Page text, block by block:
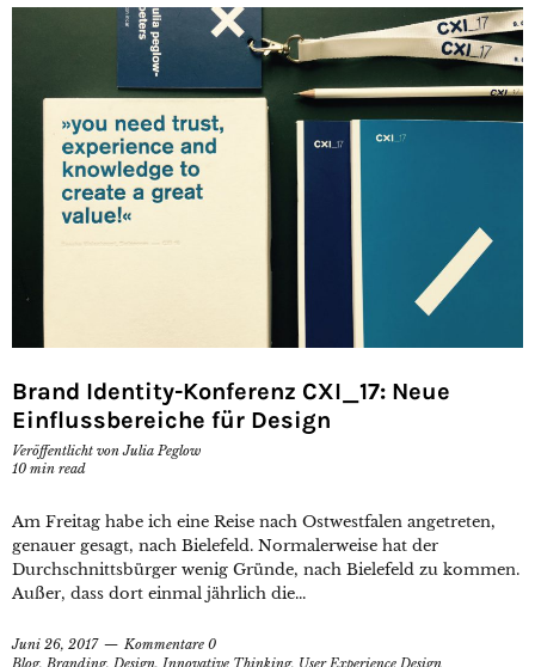
Brand Identity-Konferenz CXI_17: Neue
Einflussbereiche für Design
Veröffentlicht vonJulia Peglow
10 min read
Am Freitag habe ich eine Reise nach Ostwestfalen angetreten,
genauer gesagt, nach Bielefeld. Normalerweise hat der
Durchschnittsbürger wenig Gründe, nach Bielefeld zu kommen.
Außer, dass dort einmal jährlich die...
Juni 26, 2017
Kommentare 0
Blog,Branding,Design,Innovative Thinking, User Experience Design